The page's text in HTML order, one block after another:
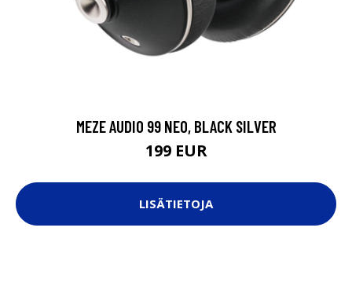
MEZE AUDIO 99 NEO, BLACK SILVER
199 EUR
LISÄTIETOJA